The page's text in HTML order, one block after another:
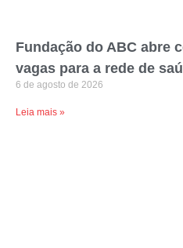
Fundação do ABC abre
vagas para a rede de
6 de agosto de 2026
Leia mais »